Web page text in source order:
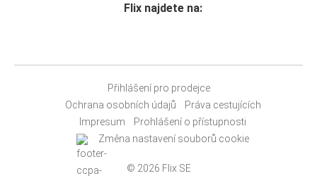
Flix najdete na:
Přihlášení pro prodejce
Ochrana osobních údajů
Práva cestujících
Impresum
Prohlášení o přístupnosti
Změna nastavení souborů cookie
© 2026 Flix SE